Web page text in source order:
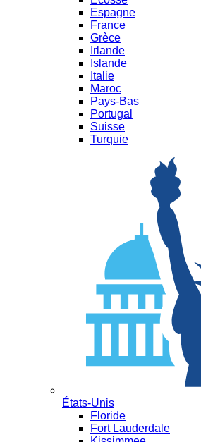
Espagne
France
Grèce
Irlande
Islande
Italie
Maroc
Pays-Bas
Portugal
Suisse
Turquie
États-Unis
Floride
Fort Lauderdale